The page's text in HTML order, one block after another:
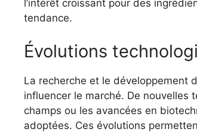
l’intérêt croissant pour des
tendance.
Évolutions
La recherche et le développement
influencer le marché. De nouvelles
champs ou les avancées en
adoptées. Ces évolutions